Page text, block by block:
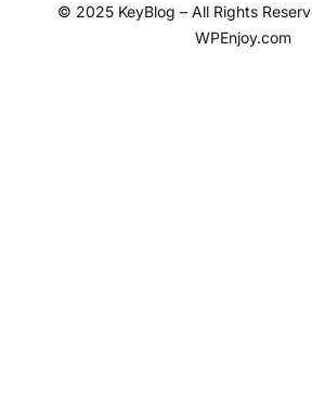
© 2025 KeyBlog – All Rights
WPEnjoy.com